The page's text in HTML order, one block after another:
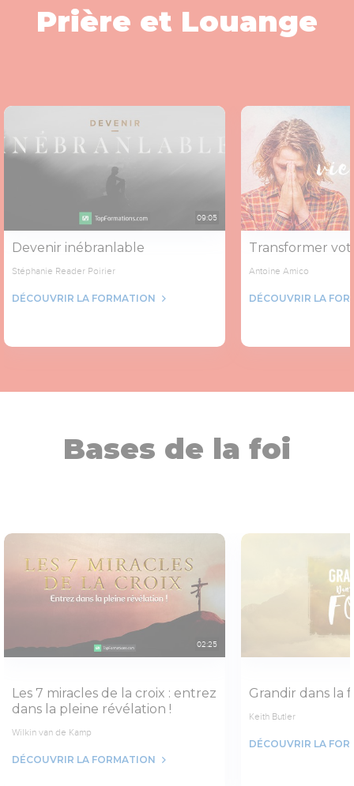
Prière et Louange
09:05
Devenir inébranlable
Stéphanie Reader Poirier
DÉCOUVRIR LA FORMATION
Transformer
Antoine Amico
DÉCOUVRIR LA
Bases de la foi
02:25
Les 7 miracles de la croix : entrez
dans la pleine révélation !
Wilkin van de Kamp
DÉCOUVRIR LA FORMATION
Grandir dans la
Keith Butler
DÉCOUVRIR LA